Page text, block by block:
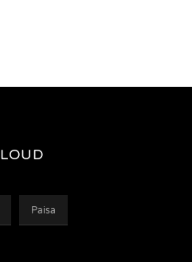
Paisa